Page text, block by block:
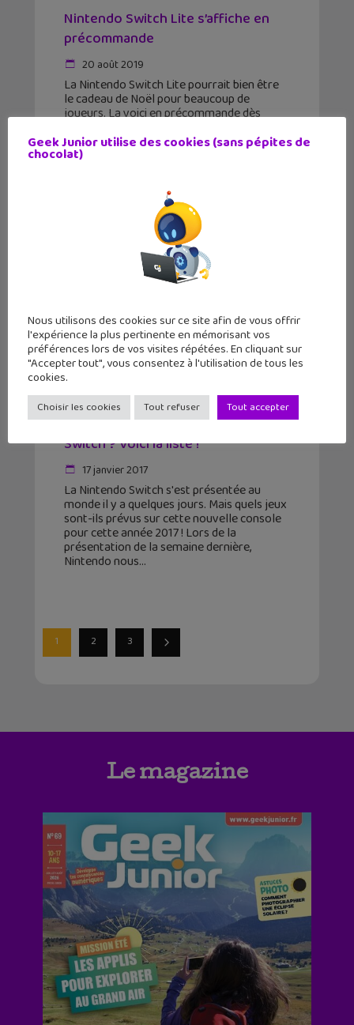
Nintendo Switch Lite s’affiche en
précommande
20 août 2019
La Nintendo Switch Lite pourrait bien être
le cadeau de Noël pour beaucoup de
joueurs. La voici en précommande dès
septembre 2019. La Nintendo Switch Lite
n'est pas une console
Quels jeux prévus sur la Nintendo
Switch ? Voici la liste !
17 janvier 2017
La Nintendo Switch s'est présentée au
monde il y a quelques jours. Mais quels jeux
sont-ils prévus sur cette nouvelle console
pour cette année 2017 ! Lors de la
présentation de la semaine dernière,
Nintendo nous
1 2 3
Le magazine
Geek Junior utilise des cookies (sans pépites de
chocolat)
Nous utilisons des cookies sur ce site afin de vous offrir
l'expérience la plus pertinente en mémorisant vos
préférences lors de vos visites répétées. En cliquant sur
"Accepter tout", vous consentez à l'utilisation de tous les
cookies.
Choisir les cookies Tout refuser Tout accepter